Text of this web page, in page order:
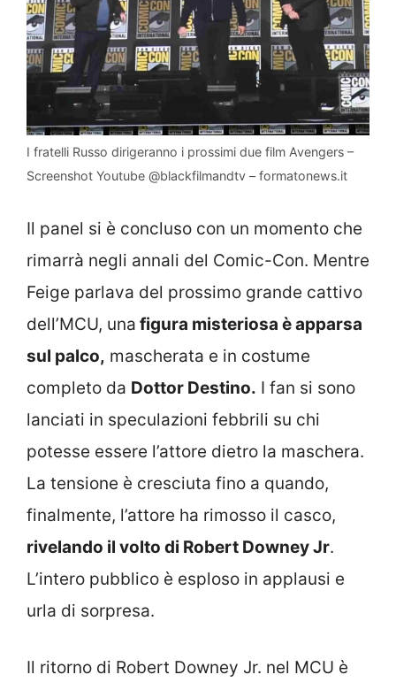
I fratelli Russo dirigeranno i prossimi due film Avengers –
Screenshot Youtube @blackfilmandtv – formatonews.it
Il panel si è concluso con un momento che
rimarrà negli annali del Comic-Con. Mentre
Feige parlava del prossimo grande cattivo
dell’MCU, una figura misteriosa è apparsa
sul palco, mascherata e in costume
completo da Dottor Destino. I fan si sono
lanciati in speculazioni febbrili su chi
potesse essere l’attore dietro la maschera.
La tensione è cresciuta fino a quando,
finalmente, l’attore ha rimosso il casco,
rivelando il volto di Robert Downey Jr.
L’intero pubblico è esploso in applausi e
urla di sorpresa.
Il ritorno di Robert Downey Jr. nel MCU è